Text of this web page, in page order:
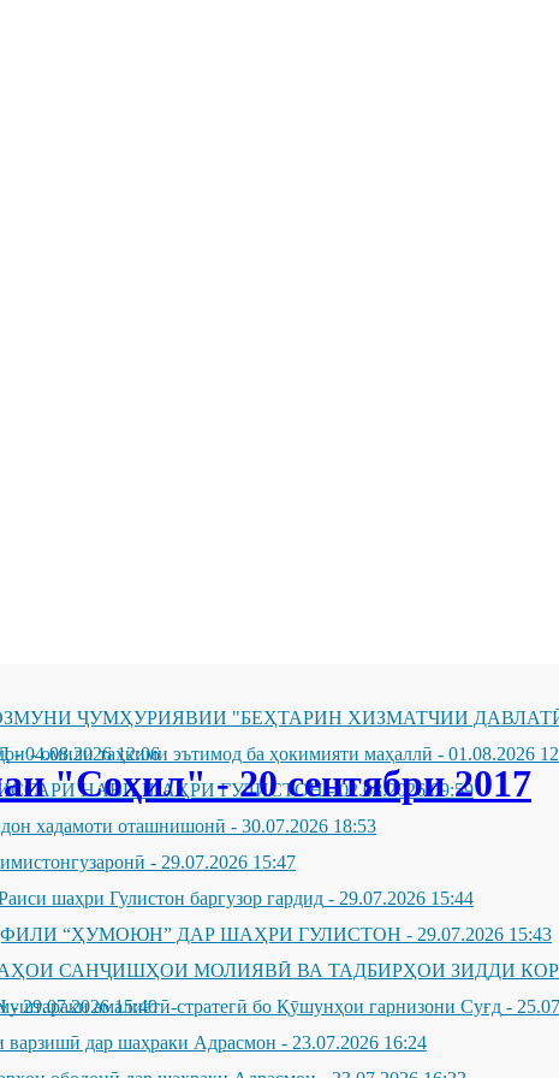
ҶУМҲУРИЯВИИ "БЕҲТАРИН ХИЗМАТЧИИ
-04.08.2026 12:06
- омили таҳкими эътимод ба ҳокимияти маҳаллӣ - 01.08.2026
НАВИ ШАҲРИ ГУЛИСТОН- 02.08.2026 09:59
хадамоти оташнишонӣ - 30.07.2026 18:53
- 29.07.2026 15:47
шаҳри Гулистон баргузор гардид - 29.07.2026 15:44
“ҲУМОЮН” ДАР ШАҲРИ ГУЛИСТОН - 29.07.2026 15:43
САНҶИШҲОИ МОЛИЯВӢ ВА ТАДБИРҲОИ ЗИДДИ
-29.07.2026 15:40амалиётӣ-стратегӣ бо Қӯшунҳои гарнизони Суғд -
варзишӣ дар шаҳраки Адрасмон - 23.07.2026 16:24
"Соҳил" - 20 сентябри 2017